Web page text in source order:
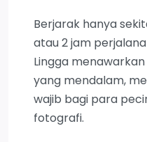
Berjarak hanya
atau 2 jam
Lingga
yang mendalam,
wajib bagi para
fotografi.